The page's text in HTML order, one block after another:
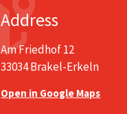
Address
Am Friedhof 12
33034 Brakel-Erkeln
Open in Google Maps